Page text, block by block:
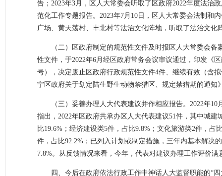
告；2023年3月，区人大常委会听取了区政府2022年度法治
范化工作专题报告。2023年7月10日，区人大常委会法制和
广场、黄天荡村、丰北村等法治文化阵地，听取了法治文化
（二）区政府制定的规范性文件及时报区人大常委会
性文件，于2022年6月经区政府常务会议审议通过，印发《
号），决定废止区政府行政规范性文件4件、继续有效（含
宁区政府关于划定陆生野生动物禁猎区、规定禁猎期的通知
（三）妥善办理人大代表建议并作相应报告。2022年
指出，2022年区政府共承办区人大代表建议51件，其中城
比19.6%；经济建设类5件，占比9.8%；文化旅游类2件，
件，占比92.2%；已列入计划或制定措施，三年内基本解决
7.8%。从反馈情况来看，今年，代表对建议办理工作评价满
四、今后在政府依法行政工作中神话人大监督职能的“四